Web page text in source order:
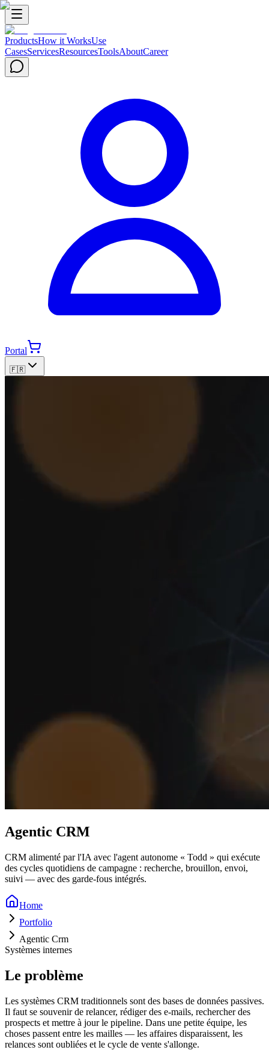
ProductsHow it WorksUse
CasesServicesResourcesToolsAboutCareer
Portal
🇫🇷
Agentic CRM
CRM alimenté par l'IA avec l'agent autonome « Todd » qui exécute
des cycles quotidiens de campagne : recherche, brouillon, envoi,
suivi — avec des garde-fous intégrés.
Home
Portfolio
Agentic Crm
Systèmes internes
Le problème
Les systèmes CRM traditionnels sont des bases de données passives.
Il faut se souvenir de relancer, rédiger des e-mails, rechercher des
prospects et mettre à jour le pipeline. Dans une petite équipe, les
choses passent entre les mailles — les affaires disparaissent, les
relances sont oubliées et le cycle de vente s'allonge.